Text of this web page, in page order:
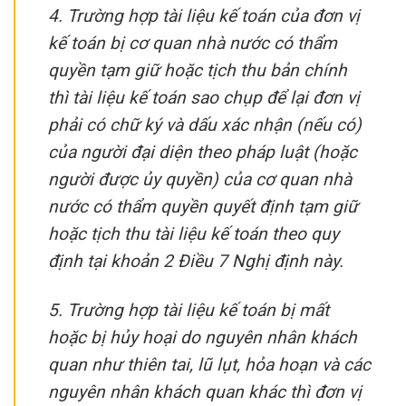
4. Trường hợp tài liệu kế toán của đơn vị
kế toán bị cơ quan nhà nước có thẩm
quyền tạm giữ hoặc tịch thu bản chính
thì tài liệu kế toán sao chụp để lại đơn vị
phải có chữ ký và dấu xác nhận (nếu có)
của người đại diện theo pháp luật (hoặc
người được ủy quyền) của cơ quan nhà
nước có thẩm quyền quyết định tạm giữ
hoặc tịch thu tài liệu kế toán theo quy
định tại khoản 2 Điều 7 Nghị định này.
5. Trường hợp tài liệu kế toán bị mất
hoặc bị hủy hoại do nguyên nhân khách
quan như thiên tai, lũ lụt, hỏa hoạn và các
nguyên nhân khách quan khác thì đơn vị